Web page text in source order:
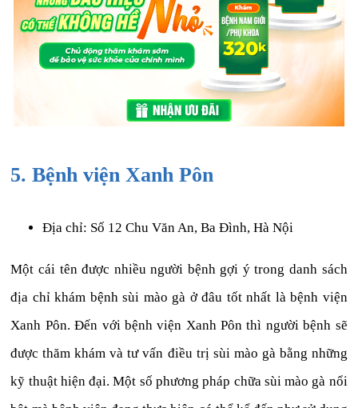
5. Bệnh viện Xanh Pôn
Địa chỉ: Số 12 Chu Văn An, Ba Đình, Hà Nội
Một cái tên được nhiều người bệnh gợi ý trong danh sách
địa chỉ khám bệnh sùi mào gà ở đâu tốt nhất là bệnh viện
Xanh Pôn. Đến với bệnh viện Xanh Pôn thì người bệnh sẽ
được thăm khám và tư vấn điều trị sùi mào gà bằng những
kỹ thuật hiện đại. Một số phương pháp chữa sùi mào gà nổi